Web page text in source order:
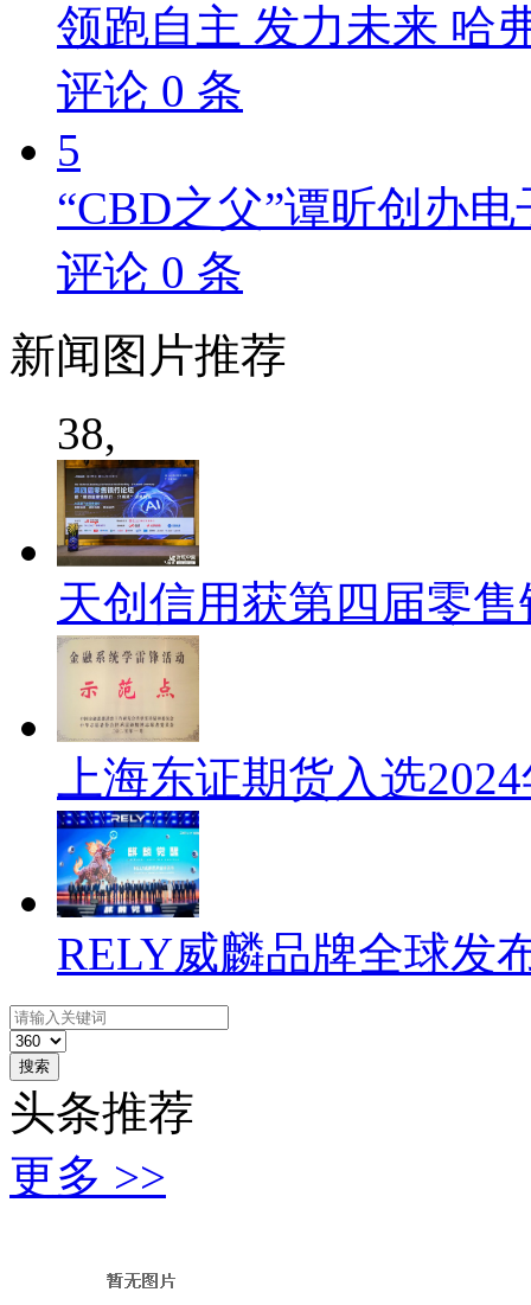
领跑自主 发力未来 哈
评论 0 条
5
“CBD之父”谭昕创办
评论 0 条
新闻 图片推荐
38,
天创信用获第四届零
上海东证期货入选
RELY威麟品牌全球发
搜索
头条推荐
更多 >>